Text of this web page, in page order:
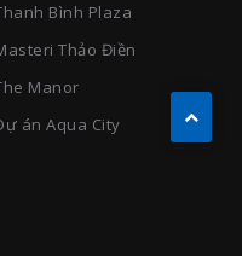
Bình Plaza
Thảo Điền
Manor
án Aqua City